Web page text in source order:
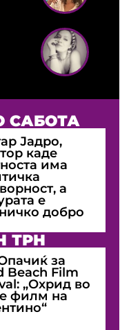
САБОТА
Јадро,
каде
има
а
е
добро
ТРН
за
Beach Film
„Охрид во
е филм на